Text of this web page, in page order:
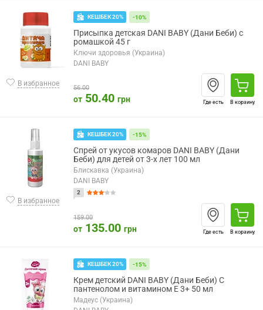
В избранное
КЕШБЕК 20% -10%
Присыпка детская DANI BABY (Дани Беби) с
ромашкой 45 г
Ключи здоровья (Украина)
DANI BABY
56.00
от 50.40 грн Где есть В корзину
В избранное
КЕШБЕК 20% -15%
Спрей от укусов комаров DANI BABY (Дани
Беби) для детей от 3-х лет 100 мл
Блискавка (Украина)
DANI BABY
2
159.00
от 135.00 грн Где есть В корзину
КЕШБЕК 20% -15%
Крем детский DANI BABY (Дани Беби) С
пантенолом и витамином Е 3+ 50 мл
Мадеус (Украина)